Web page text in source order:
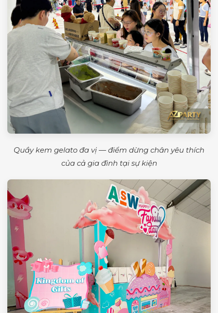
Quầy kem gelato đa vị — điểm dừng chân yêu thích
của cả gia đình tại sự kiện